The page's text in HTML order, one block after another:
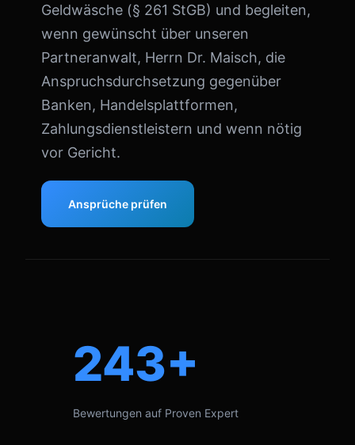
Geldwäsche (§ 261 StGB) und begleiten,
wenn gewünscht über unseren
Partneranwalt, Herrn Dr. Maisch, die
Anspruchsdurchsetzung gegenüber
Banken, Handelsplattformen,
Zahlungsdienstleistern und wenn nötig
vor Gericht.
Ansprüche prüfen
243+
Bewertungen auf Proven Expert